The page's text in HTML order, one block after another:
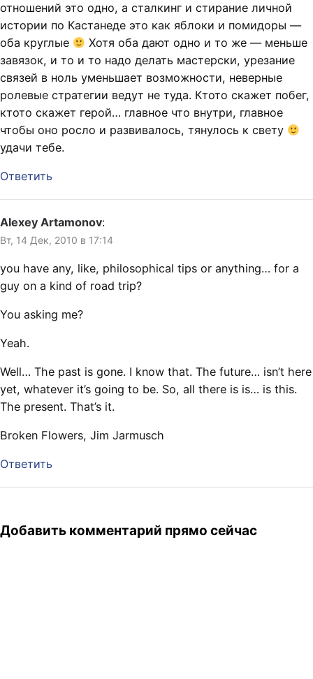
отношений это одно, а сталкинг и стирание личной
истории по Кастанеде это как яблоки и помидоры —
оба круглые
Хотя оба дают одно и то же — меньше
завязок, и то и то надо делать мастерски, урезание
связей в ноль уменьшает возможности, неверные
ролевые стратегии ведут не туда. Ктото скажет побег,
ктото скажет герой… главное что внутри, главное
чтобы оно росло и развивалось, тянулось к свету
удачи тебе.
Ответить
Alexey Artamonov:
Вт, 14 Дек, 2010 в 17:14
you have any, like, philosophical tips or anything… for a
guy on a kind of road trip?
You asking me?
Yeah.
Well… The past is gone. I know that. The future… isn’t here
yet, whatever it’s going to be. So, all there is is… is this.
The present. That’s it.
Broken Flowers, Jim Jarmusch
Ответить
Добавить комментарий прямо сейчас